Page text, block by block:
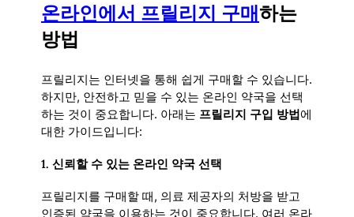
온라인에서 프릴리지 구매하는
방법
프릴리지는 인터넷을 통해 쉽게 구매할 수 있습니다.
하지만, 안전하고 믿을 수 있는 온라인 약국을 선택
하는 것이 중요합니다. 아래는 프릴리지 구입 방법에
대한 가이드입니다:
1. 신뢰할 수 있는 온라인 약국 선택
프릴리지를 구매할 때, 의료 제공자의 처방을 받고
인증된 약국을 이용하는 것이 중요합니다. 여러 온라